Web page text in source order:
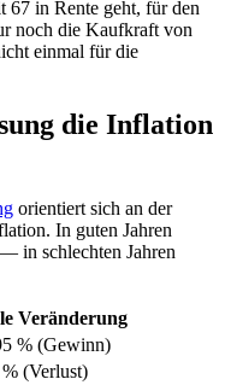
67 in Rente geht, für den
noch die Kaufkraft von
einmal für die
die Inflation
orientiert sich an der
In guten Jahren
in schlechten Jahren
Veränderung
% (Gewinn)
(Verlust)